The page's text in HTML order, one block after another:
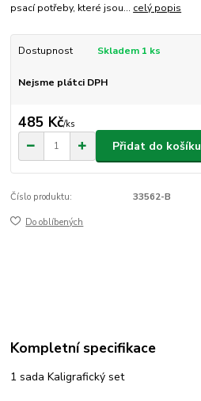
psací potřeby, které jsou... celý popis
Dostupnost Skladem 1 ks
Nejsme plátci DPH
485 Kč/ks
Přidat do košíku
Číslo produktu: 33562-B
Do oblíbených
Kompletní specifikace
1 sada Kaligrafický set